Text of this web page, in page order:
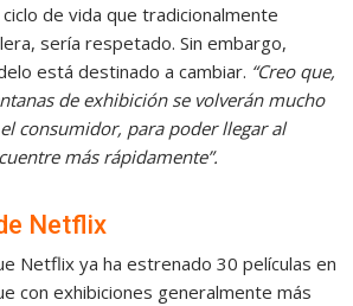
de vida que tradicionalmente
sería respetado. Sin embargo,
está destinado a cambiar. “Creo que,
de exhibición se volverán mucho
consumidor, para poder llegar al
más rápidamente”.
Netflix
Netflix ya ha estrenado 30 películas en
con exhibiciones generalmente más